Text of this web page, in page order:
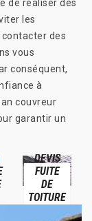
de réaliser des
les
des
vous
conséquent,
à
couvreur
garantir un
DEVIS
FUITE
DE
TOITURE